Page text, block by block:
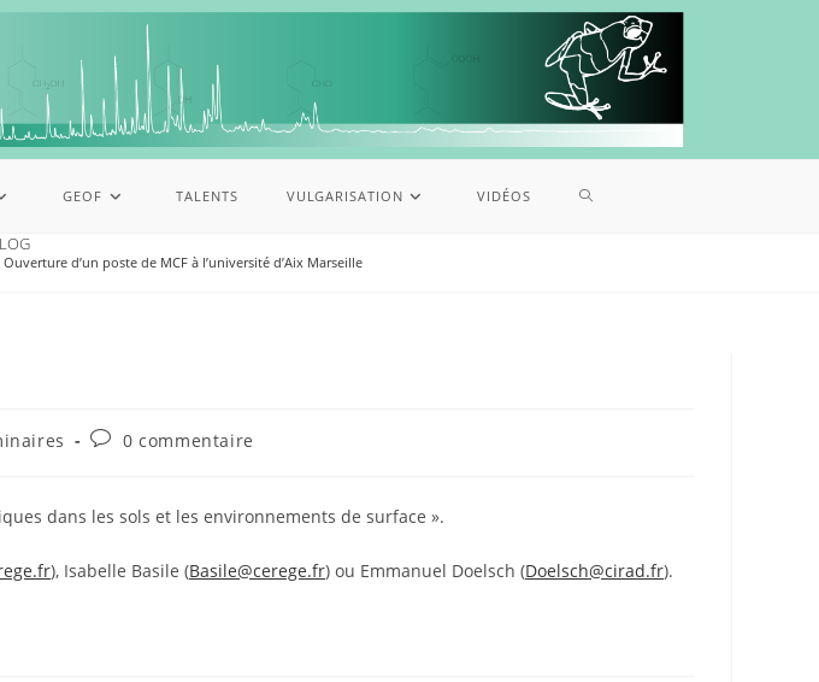
GEOF TALENTS VULGARISATION VIDÉOS
Ouverture d’un poste de MCF à l’université d’Aix Marseille
0 commentaire
dans les sols et les environnements de surface ».
), Isabelle Basile (Basile@cerege.fr) ou Emmanuel Doelsch (Doelsch@cirad.fr).